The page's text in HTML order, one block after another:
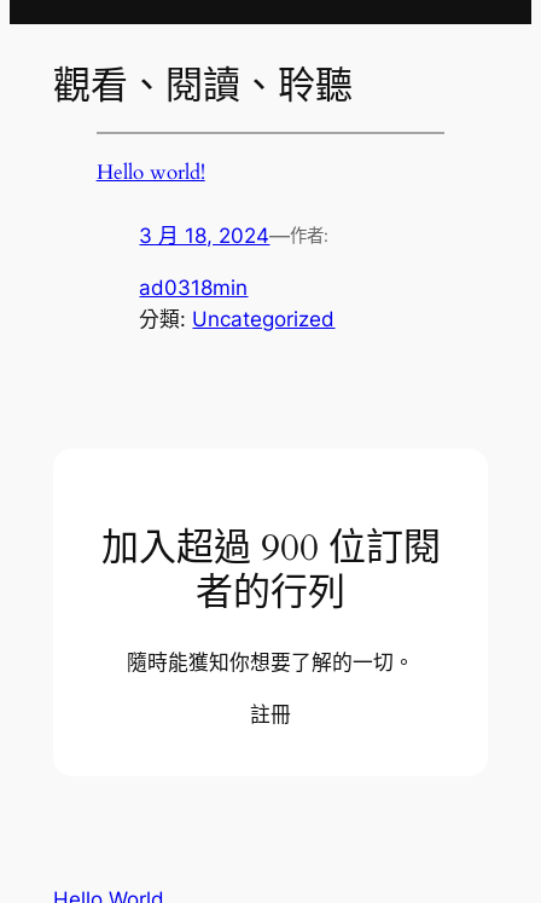
觀看、閱讀、聆聽
Hello world!
3 月 18, 2024—作者:
ad0318min
分類: Uncategorized
加入超過 900 位訂閱
者的行列
隨時能獲知你想要了解的一切。
註冊